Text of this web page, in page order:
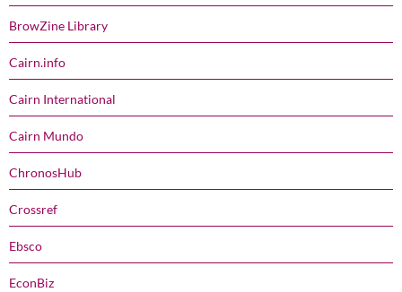
BrowZine Library
Cairn.info
Cairn International
Cairn Mundo
ChronosHub
Crossref
Ebsco
EconBiz